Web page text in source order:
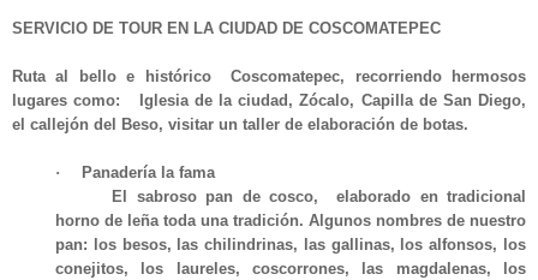
SERVICIO DE TOUR EN LA CIUDAD DE COSCOMATEPEC
Ruta al bello e histórico Coscomatepec, recorriendo hermosos
lugares como: Iglesia de la ciudad, Zócalo, Capilla de San Diego,
el callejón del Beso, visitar un taller de elaboración de botas.
·
Panadería la fama
El sabroso pan de cosco, elaborado en tradicional
horno de leña toda una tradición. Algunos nombres de nuestro
pan: los besos, las chilindrinas, las gallinas, los alfonsos, los
conejitos, los laureles, coscorrones, las magdalenas, los